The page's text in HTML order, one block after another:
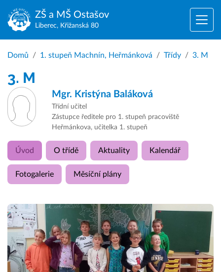
ZŠ a MŠ Ostašov
Liberec, Křižanská 80
Domů 1. stupeň Machnín, Heřmánková Třídy 3. M
3. M
Mgr. Kristýna Baláková
Třídní učitel
Zástupce ředitele pro 1. stupeň pracoviště
Heřmánkova, učitelka 1. stupeň
Úvod O třídě Aktuality Kalendář
Fotogalerie Měsíční plány